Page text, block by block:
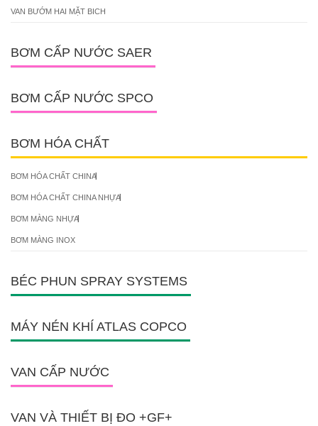
VAN BƯỚM HAI MẶT BICH
BƠM CẤP NƯỚC SAER
BƠM CẤP NƯỚC SPCO
BƠM HÓA CHẤT
BƠM HÓA CHẤT CHINA
BƠM HÓA CHẤT CHINA NHỰA
BƠM MÀNG NHỰA
BƠM MÀNG INOX
BÉC PHUN SPRAY SYSTEMS
MÁY NÉN KHÍ ATLAS COPCO
VAN CẤP NƯỚC
VAN VÀ THIẾT BỊ ĐO +GF+